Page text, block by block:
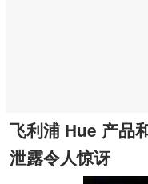
飞利浦 Hue 产品
泄露令人惊讶